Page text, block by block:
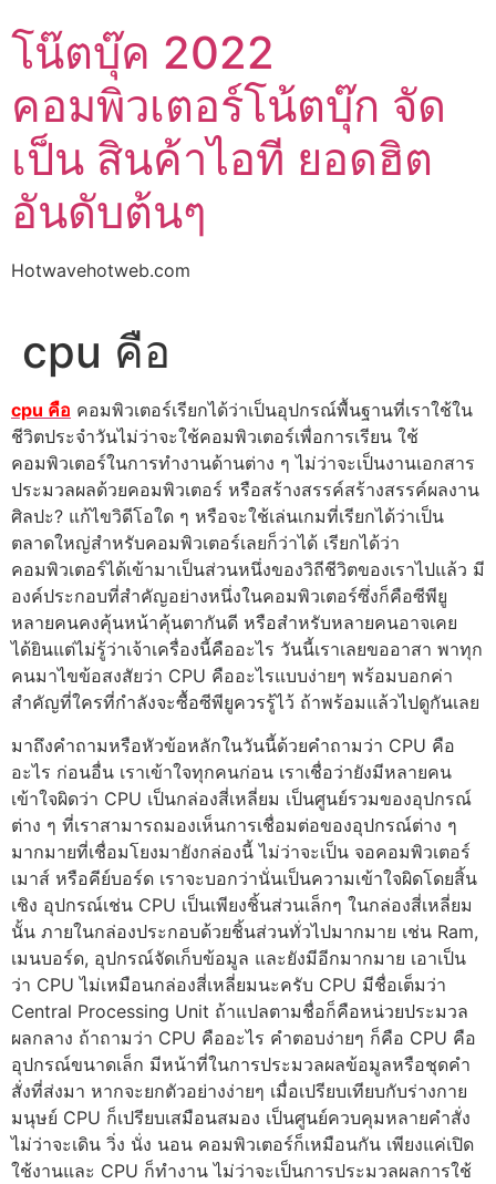
to
content
โน๊ตบุ๊ค 2022
คอมพิวเตอร์โน้ตบุ๊ก จัด
เป็น สินค้าไอที ยอดฮิต
อันดับต้นๆ
Hotwavehotweb.com
cpu คือ
cpu คือ คอมพิวเตอร์เรียกได้ว่าเป็นอุปกรณ์พื้นฐานที่เราใช้ใน
ชีวิตประจำวันไม่ว่าจะใช้คอมพิวเตอร์เพื่อการเรียน ใช้
คอมพิวเตอร์ในการทำงานด้านต่าง ๆ ไม่ว่าจะเป็นงานเอกสาร
ประมวลผลด้วยคอมพิวเตอร์ หรือสร้างสรรค์สร้างสรรค์ผลงาน
ศิลปะ? แก้ไขวิดีโอใด ๆ หรือจะใช้เล่นเกมที่เรียกได้ว่าเป็น
ตลาดใหญ่สำหรับคอมพิวเตอร์เลยก็ว่าได้ เรียกได้ว่า
คอมพิวเตอร์ได้เข้ามาเป็นส่วนหนึ่งของวิถีชีวิตของเราไปแล้ว มี
องค์ประกอบที่สำคัญอย่างหนึ่งในคอมพิวเตอร์ซึ่งก็คือซีพียู
หลายคนคงคุ้นหน้าคุ้นตากันดี หรือสำหรับหลายคนอาจเคย
ได้ยินแต่ไม่รู้ว่าเจ้าเครื่องนี้คืออะไร วันนี้เราเลยขออาสา พาทุก
คนมาไขข้อสงสัยว่า CPU คืออะไรแบบง่ายๆ พร้อมบอกค่า
สำคัญที่ใครที่กำลังจะซื้อซีพียูควรรู้ไว้ ถ้าพร้อมแล้วไปดูกันเลย
มาถึงคำถามหรือหัวข้อหลักในวันนี้ด้วยคำถามว่า CPU คือ
อะไร ก่อนอื่น เราเข้าใจทุกคนก่อน เราเชื่อว่ายังมีหลายคน
เข้าใจผิดว่า CPU เป็นกล่องสี่เหลี่ยม เป็นศูนย์รวมของอุปกรณ์
ต่าง ๆ ที่เราสามารถมองเห็นการเชื่อมต่อของอุปกรณ์ต่าง ๆ
มากมายที่เชื่อมโยงมายังกล่องนี้ ไม่ว่าจะเป็น จอคอมพิวเตอร์
เมาส์ หรือคีย์บอร์ด เราจะบอกว่านั่นเป็นความเข้าใจผิดโดยสิ้น
เชิง อุปกรณ์เช่น CPU เป็นเพียงชิ้นส่วนเล็กๆ ในกล่องสี่เหลี่ยม
นั้น ภายในกล่องประกอบด้วยชิ้นส่วนทั่วไปมากมาย เช่น Ram,
เมนบอร์ด, อุปกรณ์จัดเก็บข้อมูล และยังมีอีกมากมาย เอาเป็น
ว่า CPU ไม่เหมือนกล่องสี่เหลี่ยมนะครับ CPU มีชื่อเต็มว่า
Central Processing Unit ถ้าแปลตามชื่อก็คือหน่วยประมวล
ผลกลาง ถ้าถามว่า CPU คืออะไร คำตอบง่ายๆ ก็คือ CPU คือ
อุปกรณ์ขนาดเล็ก มีหน้าที่ในการประมวลผลข้อมูลหรือชุดคำ
สั่งที่ส่งมา หากจะยกตัวอย่างง่ายๆ เมื่อเปรียบเทียบกับร่างกาย
มนุษย์ CPU ก็เปรียบเสมือนสมอง เป็นศูนย์ควบคุมหลายคำสั่ง
ไม่ว่าจะเดิน วิ่ง นั่ง นอน คอมพิวเตอร์ก็เหมือนกัน เพียงแค่เปิด
ใช้งานและ CPU ก็ทำงาน ไม่ว่าจะเป็นการประมวลผลการใช้